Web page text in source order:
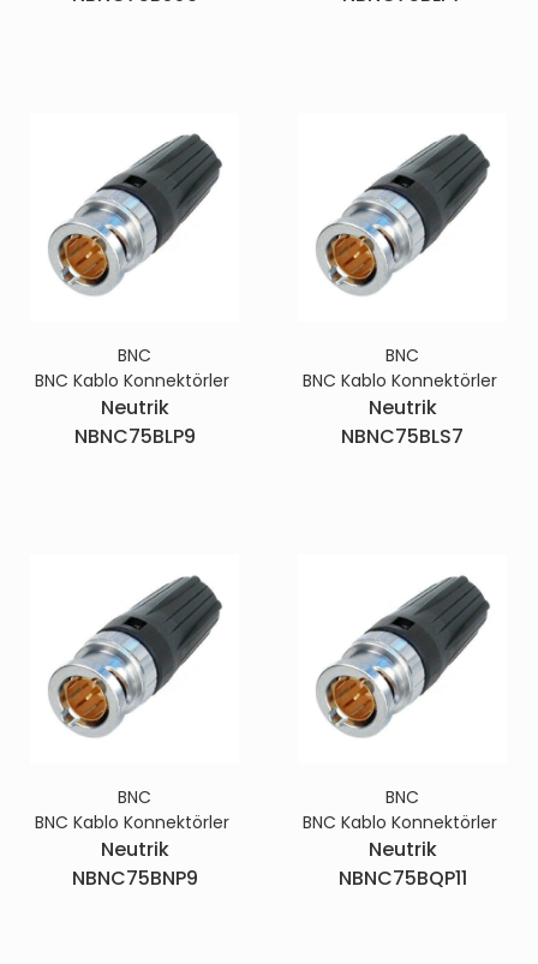
BNC
BNC Kablo Konnektörler
Neutrik
NBNC75BLP9
BNC
BNC Kablo Konnektörler
Neutrik
NBNC75BLS7
BNC
BNC Kablo Konnektörler
Neutrik
NBNC75BNP9
BNC
BNC Kablo Konnektörler
Neutrik
NBNC75BQP11